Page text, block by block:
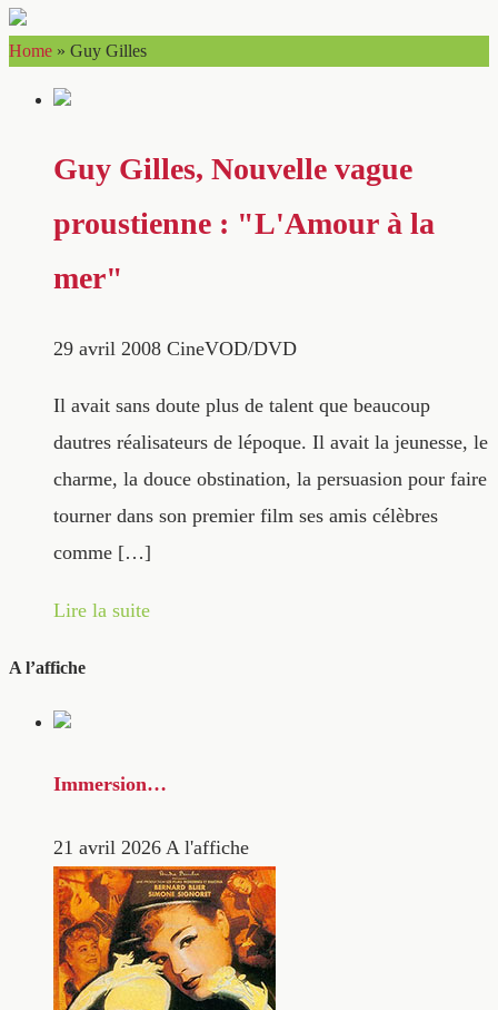
Home » Guy Gilles
Guy Gilles, Nouvelle vague
proustienne : "L'Amour à la
mer"
29 avril 2008 CineVOD/DVD
Il avait sans doute plus de talent que beaucoup
dautres réalisateurs de lépoque. Il avait la jeunesse, le
charme, la douce obstination, la persuasion pour faire
tourner dans son premier film ses amis célèbres
comme […]
Lire la suite
A l’affiche
Immersion…
21 avril 2026 A l'affiche